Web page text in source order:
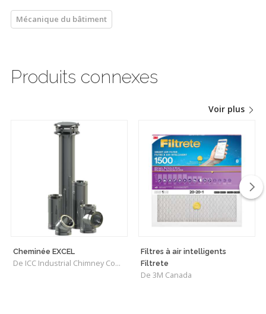
Mécanique du bâtiment
Produits connexes
Voir plus
Cheminée EXCEL
De ICC Industrial Chimney Company Inc.
Filtres à air intelligents
Filtrete
De 3M Canada